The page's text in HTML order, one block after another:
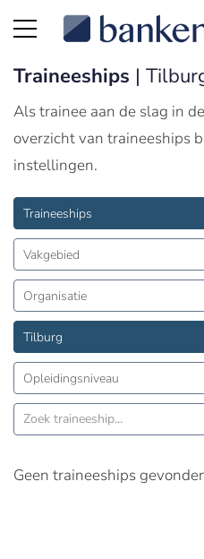
Traineeships |
Als trainee aan de slag in
overzicht van traineeships
instellingen.
Traineeships
Vakgebied
Organisatie
Tilburg
Opleidingsniveau
Geen traineeships